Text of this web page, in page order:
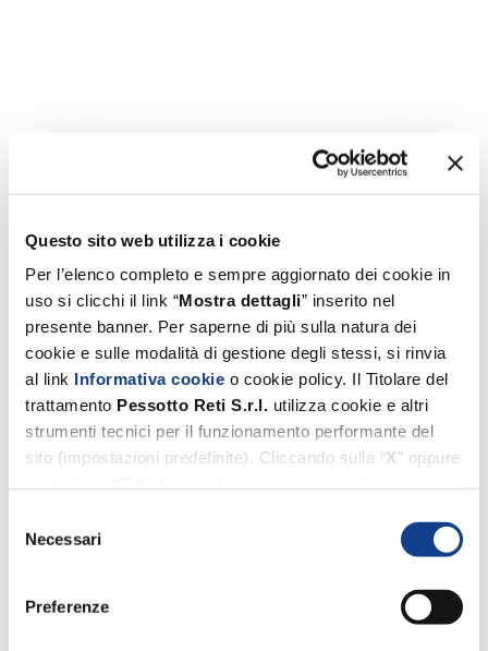
Questo sito web utilizza i cookie
Per l’elenco completo e sempre aggiornato dei cookie in
uso si clicchi il link “Mostra dettagli” inserito nel
presente banner. Per saperne di più sulla natura dei
cookie e sulle modalità di gestione degli stessi, si rinvia
al link Informativa cookie o cookie policy. Il Titolare del
trattamento Pessotto Reti S.r.l. utilizza cookie e altri
strumenti tecnici per il funzionamento performante del
sito (impostazioni predefinite). Cliccando sulla “X” oppure
predefinite. Invece, i cookie di profilazione e di terze parti
(utilizzati dal Titolare suddetto per migliorare l’esperienza
personalizzata nonché per consentire ai medesimi un
delNecessari
Preferenze